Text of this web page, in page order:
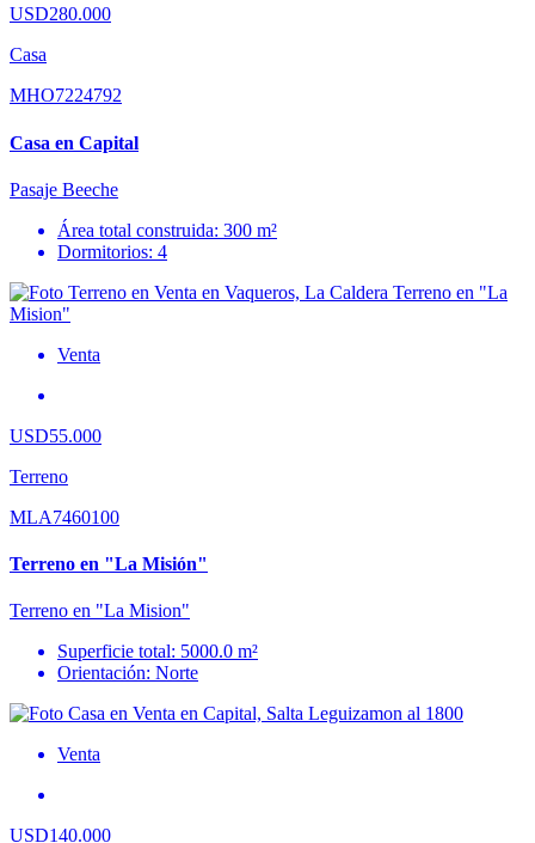
USD280.000
Casa
MHO7224792
Casa en Capital
Pasaje Beeche
Área total construida: 300 m²
Dormitorios: 4
Venta
USD55.000
Terreno
MLA7460100
Terreno en "La Misión"
Terreno en "La Mision"
Superficie total: 5000.0 m²
Orientación: Norte
Venta
USD140.000